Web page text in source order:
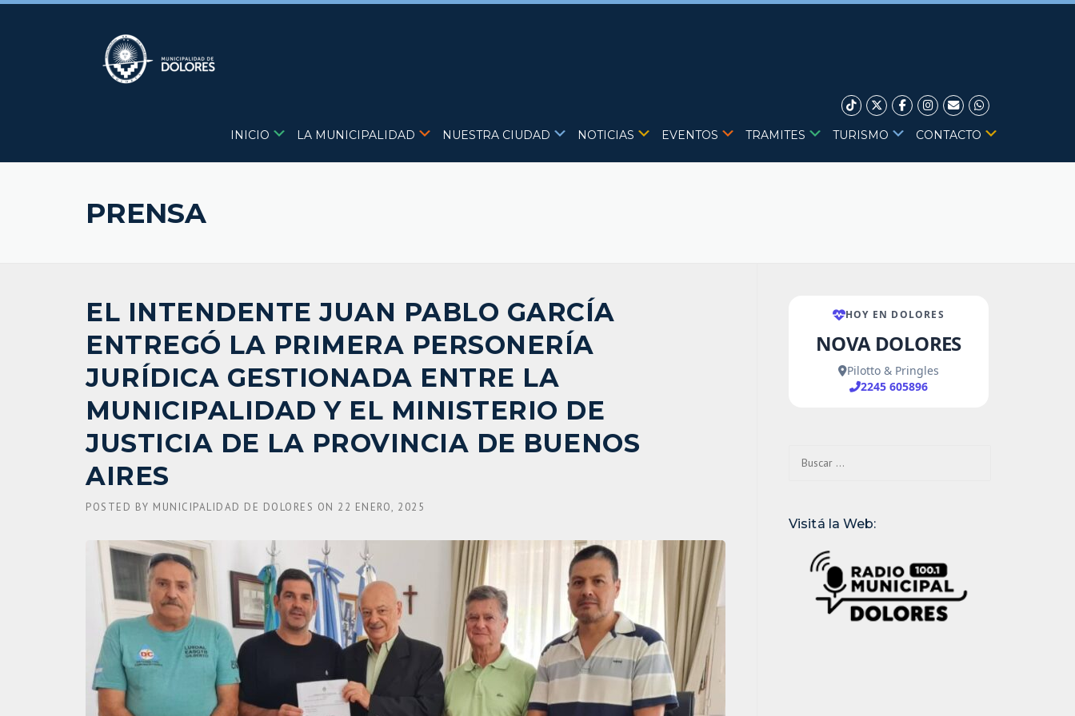
Skip
INICIO LA MUNICIPALIDAD NUESTRA CIUDAD NOTICIAS EVENTOS TRAMITES TURISMO CONTACTO
PRENSA
EL INTENDENTE JUAN PABLO GARCÍA
ENTREGÓ LA PRIMERA PERSONERÍA
JURÍDICA GESTIONADA ENTRE LA
MUNICIPALIDAD Y EL MINISTERIO DE
JUSTICIA DE LA PROVINCIA DE BUENOS
AIRES
POSTED BY MUNICIPALIDAD DE DOLORES ON 22 ENERO, 2025
Visitá la Web: